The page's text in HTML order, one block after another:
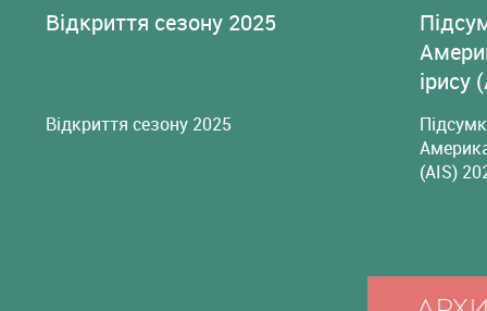
Відкриття сезону 2025
Відкриття сезону 2025
ірису
(AIS)